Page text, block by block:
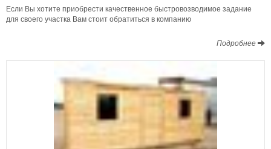
Если Вы хотите приобрести качественное быстровозводимое задание
для своего участка Вам стоит обратиться в компанию
Подробнее